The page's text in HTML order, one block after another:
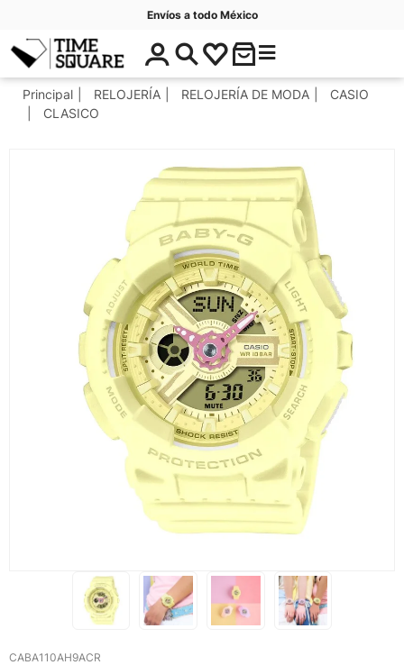
Envíos a todo México
Timesquare
$
0
.
C
t
r
í
a
Principal RELOJERÍA RELOJERÍA DE MODA
CASIO
CLASICO
CABA110AH9ACR